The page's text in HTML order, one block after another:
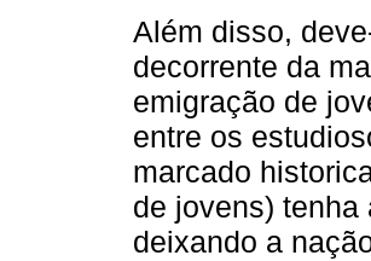
Além disso,
decorrente da
emigração de
entre os
marcado
de jovens) tenha
deixando a